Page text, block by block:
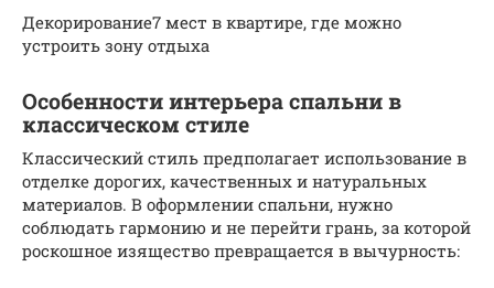
Декорирование7 мест в квартире, где можно
устроить зону отдыха
Особенности интерьера спальни в
классическом стиле
Классический стиль предполагает использование в
отделке дорогих, качественных и натуральных
материалов. В оформлении спальни, нужно
соблюдать гармонию и не перейти грань, за которой
роскошное изящество превращается в вычурность: